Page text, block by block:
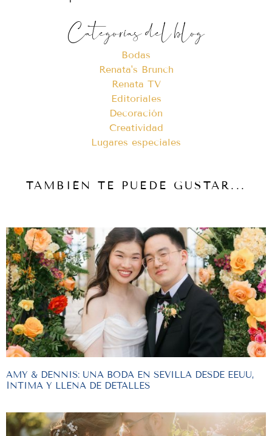
Categorías del blog
Bodas
Renata's Brunch
Renata TV
Editoriales
Decoración
Creatividad
Lugares especiales
TAMBIÉN TE PUEDE GUSTAR...
AMY & DENNIS: UNA BODA EN SEVILLA DESDE EEUU,
ÍNTIMA Y LLENA DE DETALLES